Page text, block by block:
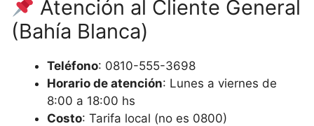
Atención al Cliente General
(Bahía Blanca)
Teléfono: 0810-555-3698
Horario de atención: Lunes a viernes de
8:00 a 18:00 hs
Costo: Tarifa local (no es 0800)